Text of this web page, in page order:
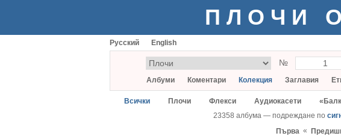
ПЛОЧИ
Русский English
№
Албуми Коментари Колекция Заглавия
Всички Плочи Флекси Аудиокасети
23358 албума — подреждане по
Първа «